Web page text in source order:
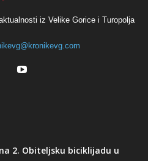
iz Velike Gorice i Turopolja
2. Obiteljsku biciklijadu u